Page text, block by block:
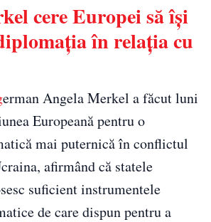
cere Europei să își
în relația cu
erman Angela Merkel a făcut luni
Europeană pentru o
mai puternică în conflictul
afirmând că statele
suficient instrumentele
de care dispun pentru a